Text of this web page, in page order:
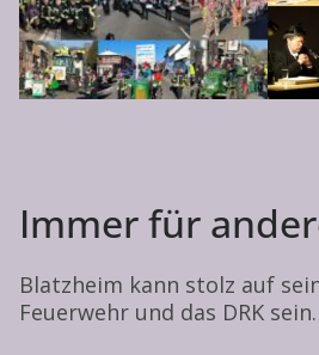
Immer für
Blatzheim kann stolz auf
Feuerwehr und das DRK sein.